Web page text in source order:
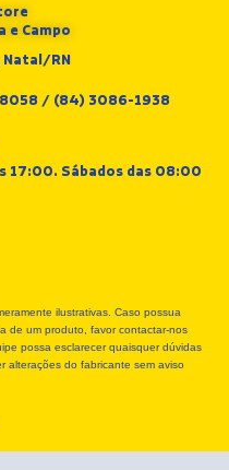
e Campo
Natal/RN
/ (84) 3086-1938
17:00. Sábados das 08:00
ilustrativas. Caso possua
de um produto, favor contactar-nos
possa esclarecer quaisquer dúvidas
alterações do fabricante sem aviso